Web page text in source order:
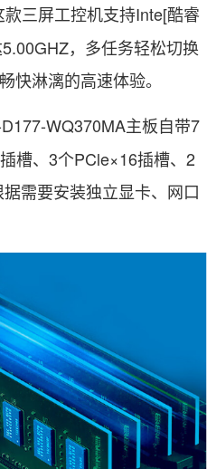
款三屏工控机支持Inte[酷睿
，多任务轻松切换
快淋漓的高速体验。
WQ370MA主板自带7
槽、3个PCle×16插槽、2
需要安装独立显卡、网口